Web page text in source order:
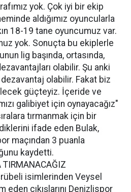
yok. Çok iyi bir ekip
aldığımız oyuncularla
18-19 tane oyuncumuz var.
yok. Sonuçta bu ekiplerle
lig başında, ortasında,
olabilir. Şu anki
olabilir. Fakat biz
güçteyiz. İçeride ve
galibiyet için oynayacağız"
tırmanmak için bir
ifade eden Bulak,
maçından 3 puanla
kaydetti.
TIRMANACAĞIZ
isimlerinden Veysel
eden çıkışlarını Denizlispor